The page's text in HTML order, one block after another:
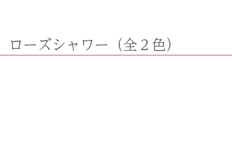
ローズシャワー（全２色）